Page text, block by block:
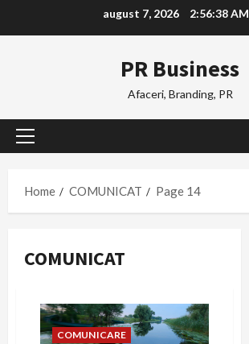
august 7, 2026 2:56:39 AM
PR Business
Afaceri, Branding, PR
Primary
Home
COMUNICAT Page 14
COMUNICAT
COMUNICARE